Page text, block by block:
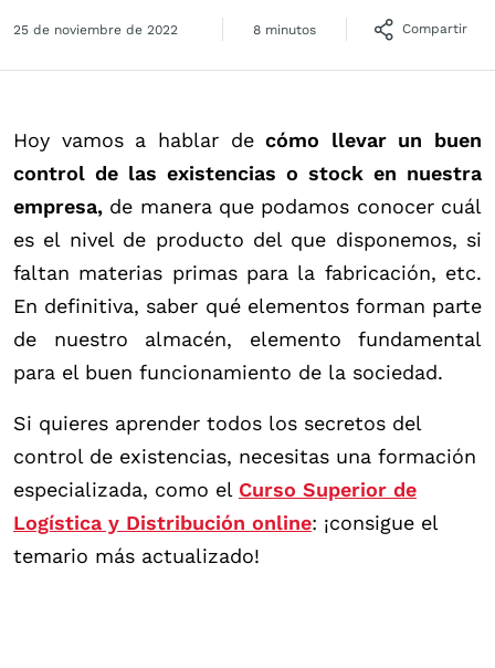
25 de noviembre de 2022 8 minutos Compartir
Hoy vamos a hablar decómo llevar un buen
control de las existencias o stock en nuestra
empresa, de manera que podamos conocer cuál
es el nivel de producto del que disponemos, si
faltan materias primas para la fabricación, etc.
En definitiva, saber qué elementos forman parte
de nuestro almacén, elemento fundamental
para el buen funcionamiento de la sociedad.
Si quieres aprender todos los secretos del
control de existencias, necesitas una formación
especializada, como el Curso Superior de
Logística y Distribución online: ¡consigue el
temario más actualizado!